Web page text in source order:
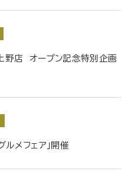
店 オープン記念特別企画
ルメフェア」開催